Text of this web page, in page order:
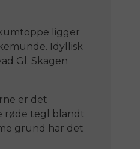
ligger
Idyllisk
Gl. Skagen
er det
røde tegl blandt
grund har det